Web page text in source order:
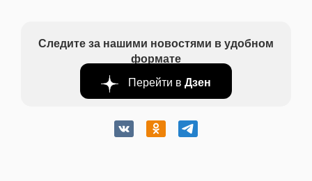
Следите за нашими новостями в удобном
формате
Перейти в Дзен